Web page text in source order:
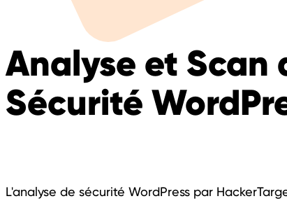
Analyse et Scan
Sécurité
L'analyse de sécurité WordPress par